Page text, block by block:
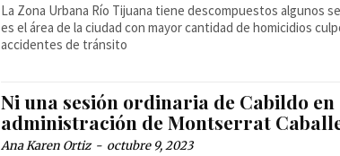
La Zona Urbana Río Tijuana tiene descompuestos algunos
es el área de la ciudad con mayor cantidad de homicidios
accidentes de tránsito
Ni una sesión ordinaria de Cabildo en
administración de Montserrat
Ana Karen Ortiz - octubre 9, 2023